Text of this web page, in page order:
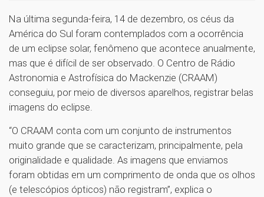
Na última segunda-feira, 14 de dezembro, os céus da
América do Sul foram contemplados com a ocorrência
de um eclipse solar, fenômeno que acontece anualmente,
mas que é difícil de ser observado. O Centro de Rádio
Astronomia e Astrofísica do Mackenzie (CRAAM)
conseguiu, por meio de diversos aparelhos, registrar belas
imagens do eclipse.
“O CRAAM conta com um conjunto de instrumentos
muito grande que se caracterizam, principalmente, pela
originalidade e qualidade. As imagens que enviamos
foram obtidas em um comprimento de onda que os olhos
(e telescópios ópticos) não registram”, explica o